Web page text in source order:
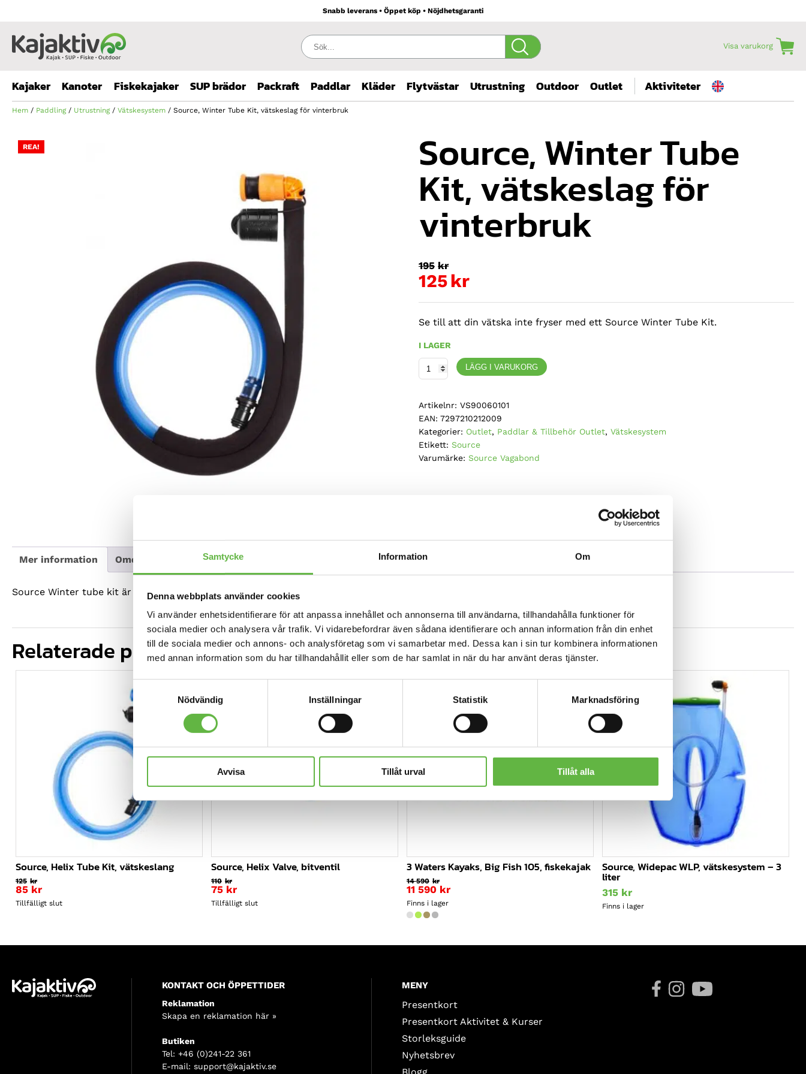
Samtycke Information Om
Denna webbplats använder cookies
Vi använder enhetsidentifierare för att anpassa innehållet och annonserna till användarna, tillhandahålla funktioner för
sociala medier och analysera vår trafik. Vi vidarebefordrar även sådana identifierare och annan information från din enhet
till de sociala medier och annons- och analysföretag som vi samarbetar med. Dessa kan i sin tur kombinera informationen
med annan information som du har tillhandahållit eller som de har samlat in när du har använt deras tjänster.
Nödvändig
Inställningar Statistik Marknadsföring
Avvisa Tillåt urval Tillåt alla
Snabb leverans • Öppet köp • Nöjdhetsgaranti
Sök: Visa varukorg
Kajaker Kanoter Fiskekajaker SUP brädor Packraft Paddlar Kläder Flytvästar Utrustning Outdoor Outlet Aktiviteter
Hem / Paddling/ Utrustning/ Vätskesystem / Source, Winter Tube Kit, vätskeslag för vinterbruk
REA! Source, Winter Tube
Kit, vätskeslag för
vinterbruk
195 krDet
ursprungliga
priset
var:
125kr
Det
nuvarande
är:
125kr.
Se till att din vätska inte fryser med ett Source Winter Tube Kit.
I LAGER
Source,
Winter
Kit,
vätskeslag
för
vinterbruk
LÄGG I VARUKORG
Artikelnr:VS90060101
EAN:7297210212009
Kategorier: Outlet, Paddlar & Tillbehör Outlet,Vätskesystem
Etikett: Source
Varumärke: Source Vagabond
Mer information Omdömen Produktdata
Source Winter tube kit är en slang och ventil som är anpassad för vinter och kyla!
Relaterade produkter
REA!
Source, Helix Tube Kit, vätskeslang
125 kr
Det
ursprungliga
priset
85 kr
Det
nuvarande
Tillfälligt slut
REA!
Source, Helix Valve, bitventil
110 kr
Det
ursprungliga
priset
75 kr
Det
nuvarande
Tillfälligt slut
REA!
3 Waters Kayaks, Big Fish 105, fiskekajak
14 590 kr
Det
ursprungliga
priset
var:
11 590 kr
Det
nuvarande
priset
Finns i lager
Source, Widepac WLP, vätskesystem – 3
liter
315 kr
Finns i lager
KONTAKT OCH ÖPPETTIDER
Reklamation
Skapa en reklamation här »
Butiken
Tel: +46 (0)241-22 361
E-mail: support@kajaktiv.se
MENY
Presentkort
Presentkort Aktivitet & Kurser
Storleksguide
Nyhetsbrev